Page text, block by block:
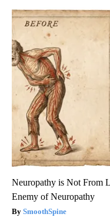
Neuropathy is Not From
Enemy of Neuropathy
SmoothSpine